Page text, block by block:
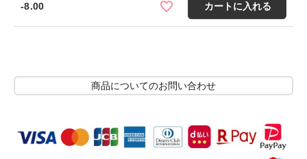
-8.00 カートに入れる
商品についてのお問い合わせ